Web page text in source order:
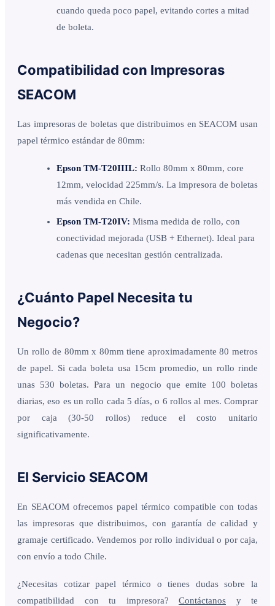
cuando queda poco papel, evitando cortes a mitad
de boleta.
Compatibilidad con Impresoras
SEACOM
Las impresoras de boletas que distribuimos en SEACOM usan
papel térmico estándar de 80mm:
Epson TM-T20IIIL: Rollo 80mm x 80mm, core
12mm, velocidad 225mm/s. La impresora de boletas
más vendida en Chile.
Epson TM-T20IV: Misma medida de rollo, con
conectividad mejorada (USB + Ethernet). Ideal para
cadenas que necesitan gestión centralizada.
¿Cuánto Papel Necesita tu
Negocio?
Un rollo de 80mm x 80mm tiene aproximadamente 80 metros
de papel. Si cada boleta usa 15cm promedio, un rollo rinde
unas 530 boletas. Para un negocio que emite 100 boletas
diarias, eso es un rollo cada 5 días, o 6 rollos al mes. Comprar
por caja (30-50 rollos) reduce el costo unitario
significativamente.
El Servicio SEACOM
En SEACOM ofrecemos papel térmico compatible con todas
las impresoras que distribuimos, con garantía de calidad y
gramaje certificado. Vendemos por rollo individual o por caja,
con envío a todo Chile.
¿Necesitas cotizar papel térmico o tienes dudas sobre la
compatibilidad con tu impresora? Contáctanos y te